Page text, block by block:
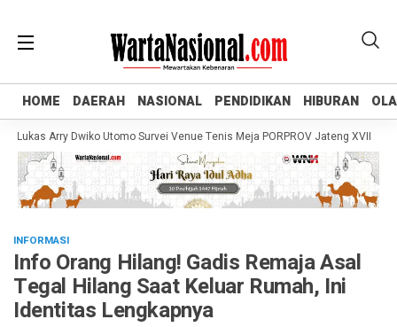
HOME DAERAH NASIONAL PENDIDIKAN HIBURAN
HOME DAERAH NASIONAL PENDIDIKAN HIBURAN
Arry Dwiko Utomo Survei Venue Tenis Meja PORPROV Jateng XVII 2026,
INFORMASI
Info Orang Hilang! Gadis Remaja Asal
Tegal Hilang Saat Keluar Rumah, Ini
Identitas Lengkapnya